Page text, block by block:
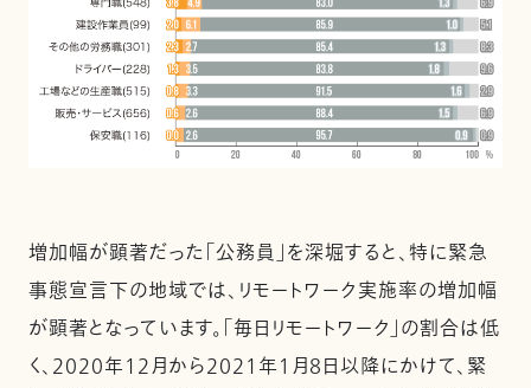
増加幅が顕著だった「公務員」を深堀すると、特に緊急
事態宣言下の地域では、リモートワーク実施率の増加幅
が顕著となっています。「毎日リモートワーク」の割合は低
く、2020年12月から2021年１月８日以降にかけて、緊